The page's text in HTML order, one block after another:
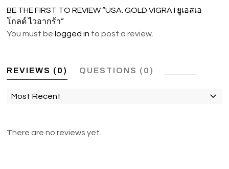
BE THE FIRST TO REVIEW “USA. GOLD VIGRA I ยูเอสเอ
โกลด์ ไวอากร้า”
You must be logged in to post a review.
REVIEWS (0) QUESTIONS (0)
Most Recent
There are no reviews yet.